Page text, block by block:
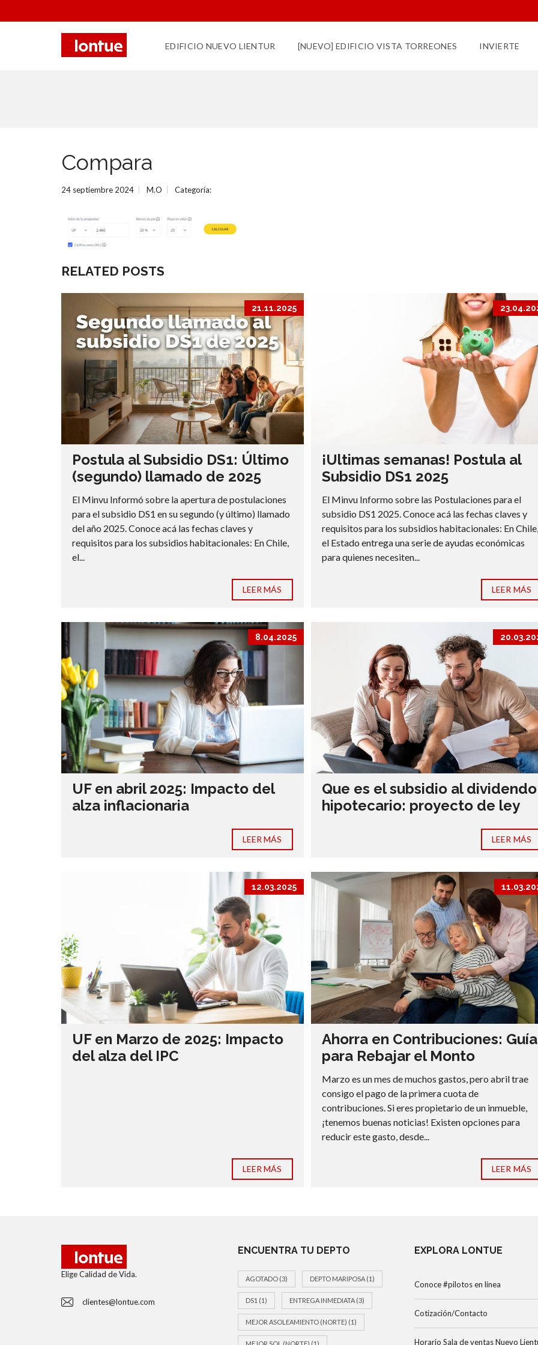
EDIFICIO NUEVO LIENTUR [NUEVO] EDIFICIO VISTA TORREONES INVIERTE
Compara
24 septiembre 2024 M.O Categoría:
RELATED POSTS
21.11.2025
Postula al Subsidio DS1: Último
(segundo) llamado de 2025
El Minvu Informó sobre la apertura de postulaciones
para el subsidio DS1 en su segundo (y último) llamado
del año 2025. Conoce acá las fechas claves y
requisitos para los subsidios habitacionales: En Chile,
el...
LEER MÁS
¡Ultimas semanas! Postula al
Subsidio DS1 2025
El Minvu Informo sobre las Postulaciones para el
subsidio DS1 2025. Conoce acá las fechas claves y
requisitos para los subsidios habitacionales: En Chile,
el Estado entrega una serie de ayudas económicas
para quienes necesiten...
LEER MÁS
8.04.2025
UF en abril 2025: Impacto del
alza inflacionaria
LEER MÁS
Que es el subsidio al dividendo
hipotecario: proyecto de ley
LEER MÁS
12.03.2025
UF en Marzo de 2025: Impacto
del alza del IPC
LEER MÁS
Ahorra en Contribuciones: Guía
para Rebajar el Monto
Marzo es un mes de muchos gastos, pero abril trae
consigo el pago de la primera cuota de
contribuciones. Si eres propietario de un inmueble,
¡tenemos buenas noticias! Existen opciones para
reducir este gasto, desde...
LEER MÁS
Elige Calidad de Vida.
clientes@lontue.com
ENCUENTRA TU DEPTO
AGOTADO (3) DEPTO MARIPOSA (1)
DS1 (1) ENTREGA INMEDIATA (3)
MEJOR ASOLEAMIENTO (NORTE) (1)
MEJOR SOL (NORTE) (1)
EXPLORA LONTUE
Conoce #pilotos en línea
Cotización/Contacto
Horario Sala de ventas Nuevo